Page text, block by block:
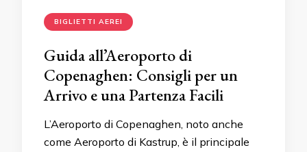
BIGLIETTI AEREI
Guida all’Aeroporto di
Copenaghen: Consigli per un
Arrivo e una Partenza Facili
L’Aeroporto di Copenaghen, noto anche
come Aeroporto di Kastrup, è il principale